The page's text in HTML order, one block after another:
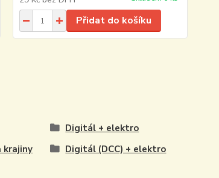
Přidat do košíku
Digitál + elektro
krajiny
Digitál (DCC) + elektro